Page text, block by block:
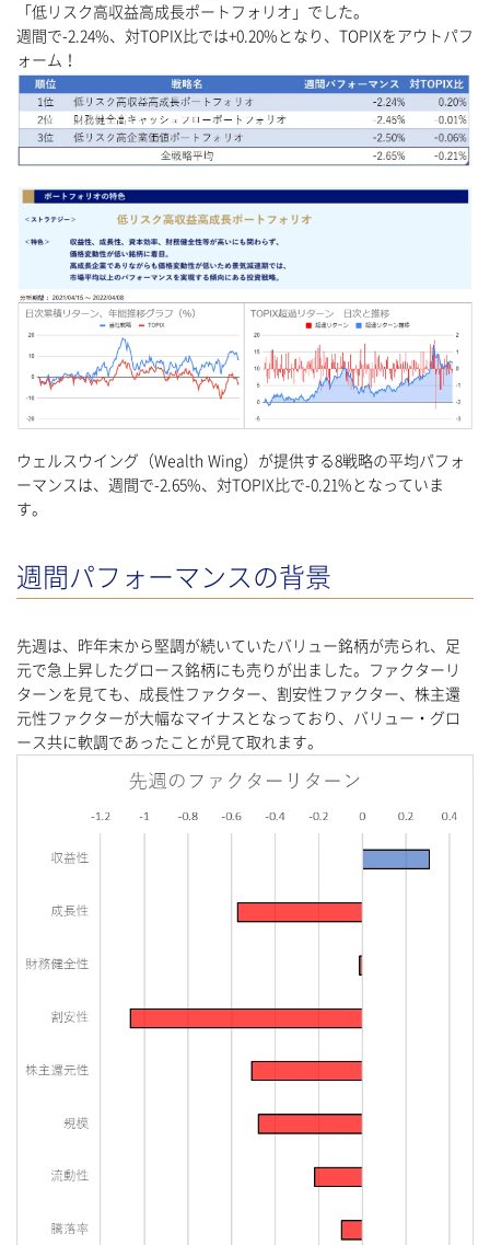
「低リスク高収益高成長ポートフォリオ」でした。
週間で-2.24%、対TOPIX比では+0.20%となり、TOPIXをアウトパフ
ォーム！
ウェルスウイング（Wealth Wing）が提供する8戦略の平均パフォ
ーマンスは、週間で-2.65%、対TOPIX比で-0.21%となっていま
す。
週間パフォーマンスの背景
先週は、昨年末から堅調が続いていたバリュー銘柄が売られ、足
元で急上昇したグロース銘柄にも売りが出ました。ファクターリ
ターンを見ても、成長性ファクター、割安性ファクター、株主還
元性ファクターが大幅なマイナスとなっており、バリュー・グロ
ース共に軟調であったことが見て取れます。